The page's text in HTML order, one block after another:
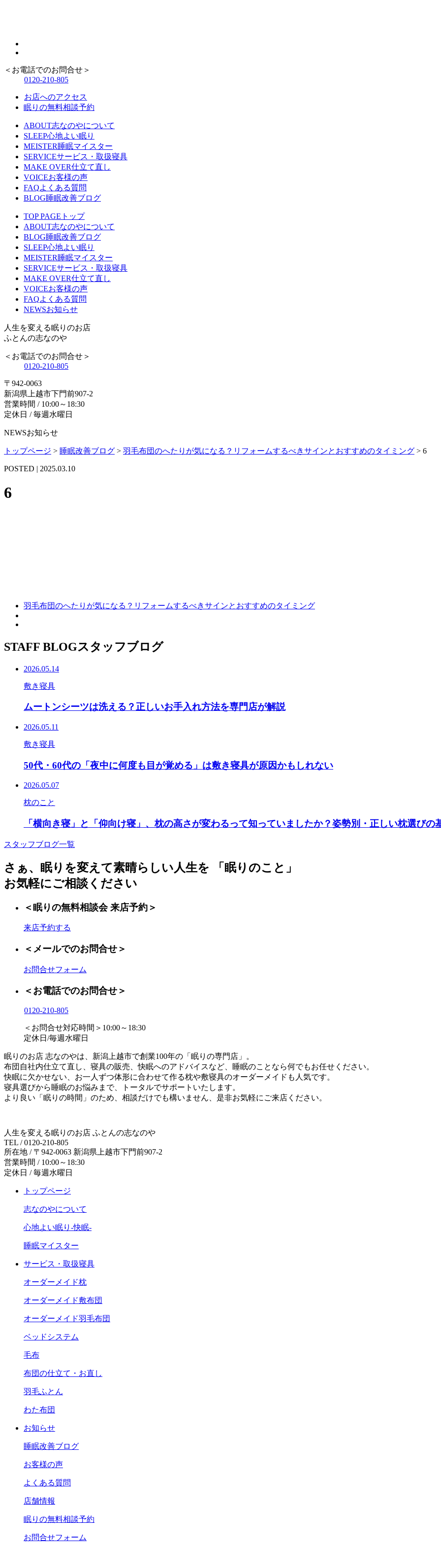
＜お電話でのお問合せ＞
0120-210-805
お店へのアクセス
眠りの無料相談予約
ABOUT志なのやについて
SLEEP心地よい眠り
MEISTER睡眠マイスター
SERVICEサービス・取扱寝具
MAKE OVER仕立て直し
VOICEお客様の声
FAQよくある質問
BLOG睡眠改善ブログ
TOP PAGE トップ
ABOUT志なのやについて
BLOG睡眠改善ブログ
SLEEP心地よい眠り
MEISTER睡眠マイスター
SERVICEサービス・取扱寝具
MAKE OVER仕立て直し
VOICEお客様の声
FAQよくある質問
NEWSお知らせ
人生を変える眠りのお店
ふとんの志なのや
＜お電話でのお問合せ＞
0120-210-805
〒942-0063
新潟県上越市下門前907-2
営業時間 / 10:00～18:30
定休日 / 毎週水曜日
NEWSお知らせ
トップページ > 睡眠改善ブログ > 羽毛布団のへたりが気になる？リフォームするべきサインとおすすめのタイミング > 6
POSTED | 2025.03.10
6
羽毛布団のへたりが気になる？リフォームするべきサインとおすすめのタイミング
STAFF BLOGスタッフブログ
2026.05.14
敷き寝具
ムートンシーツは洗える？正しいお手入れ方法を専門店が解説
2026.05.11
敷き寝具
50代・60代の「夜中に何度も目が覚める」は敷き寝具が原因かもしれない
2026.05.07
枕のこと
「横向き寝」と「仰向け寝」、枕の高さが変わるって知っていましたか？姿勢別・正しい枕選びの
スタッフブログ一覧
さぁ、眠りを変えて素晴らしい人生を
「眠りのこと」
お気軽にご相談ください
＜眠りの無料相談会 来店予約＞
来店予約する
＜メールでのお問合せ＞
お問合せフォーム
＜お電話でのお問合せ＞
0120-210-805
＜お問合せ対応時間＞10:00～18:30
定休日/毎週水曜日
眠りのお店 志なのやは、新潟上越市で創業100年の「眠りの専門店」。
布団自社内仕立て直し、寝具の販売、快眠へのアドバイスなど、睡眠のことなら何でもお任せください。
快眠に欠かせない、お一人ずつ体形に合わせて作る枕や敷寝具のオーダーメイドも人気です。
寝具選びから睡眠のお悩みまで、トータルでサポートいたします。
より良い「眠りの時間」のため、相談だけでも構いません、是非お気軽にご来店ください。
人生を変える眠りのお店 ふとんの志なのや
TEL / 0120-210-805
所在地 / 〒942-0063 新潟県上越市下門前907-2
営業時間 / 10:00～18:30
定休日 / 毎週水曜日
トップページ
志なのやについて
心地よい眠り-快眠-
睡眠マイスター
サービス・取扱寝具
オーダーメイド枕
オーダーメイド敷布団
オーダーメイド羽毛布団
ベッドシステム
毛布
布団の仕立て・お直し
羽毛ふとん
わた布団
お知らせ
睡眠改善ブログ
お客様の声
よくある質問
店舗情報
眠りの無料相談予約
お問合せフォーム